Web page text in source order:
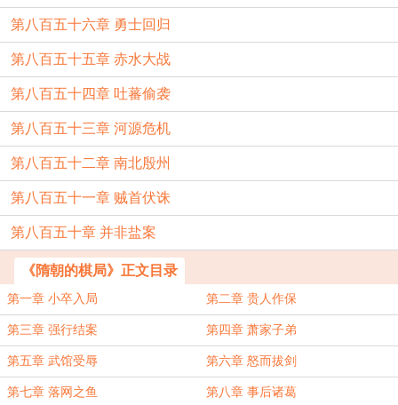
第八百五十六章 勇士回归
第八百五十五章 赤水大战
第八百五十四章 吐蕃偷袭
第八百五十三章 河源危机
第八百五十二章 南北殷州
第八百五十一章 贼首伏诛
第八百五十章 并非盐案
《隋朝的棋局》正文目录
第一章 小卒入局 第二章 贵人作保
第三章 强行结案 第四章 萧家子弟
第五章 武馆受辱 第六章 怒而拔剑
第七章 落网之鱼 第八章 事后诸葛